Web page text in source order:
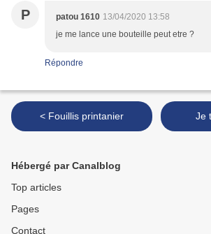
P patou 1610 13/04/2020 13:58
je me lance une bouteille peut etre ?
Répondre
< Fouillis printanier
Hébergé par Canalblog
Top articles
Pages
Contact